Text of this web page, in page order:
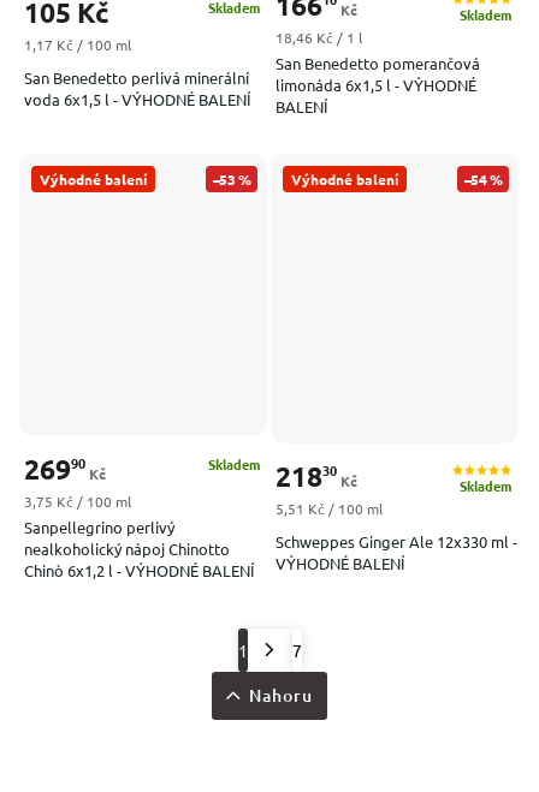
San Benedetto perlivá minerální
voda 6x1,5 l - VÝHODNÉ BALENÍ
Skladem
105 Kč
Měrná cena:
1,17 Kč / 100 ml
San Benedetto pomerančová
limonáda 6x1,5 l - VÝHODNÉ
BALENÍ
Skladem
Kč
Měrná cena:
18,46 Kč / 1 l
Výhodné balení –53 %
Sanpellegrino perlivý
nealkoholický nápoj Chinotto
Chinò 6x1,2 l - VÝHODNÉ BALENÍ
Skladem
26990
Kč
Měrná cena:
3,75 Kč / 100 ml
Výhodné balení –54 %
Schweppes Ginger Ale 12x330 ml -
VÝHODNÉ BALENÍ
Skladem
21830
Kč
Měrná cena:
5,51 Kč / 100 ml
1 7
Nahoru